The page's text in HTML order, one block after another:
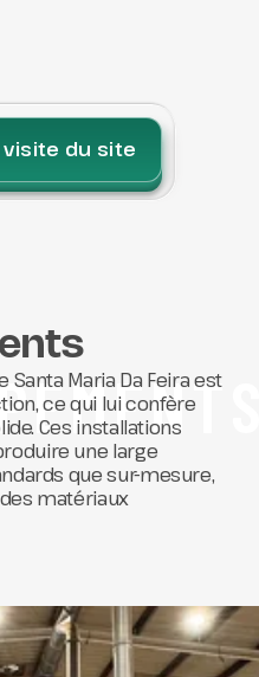
du site
Maria Da Feira est
ce qui lui confère
Ces installations
une large
que sur-mesure,
matériaux